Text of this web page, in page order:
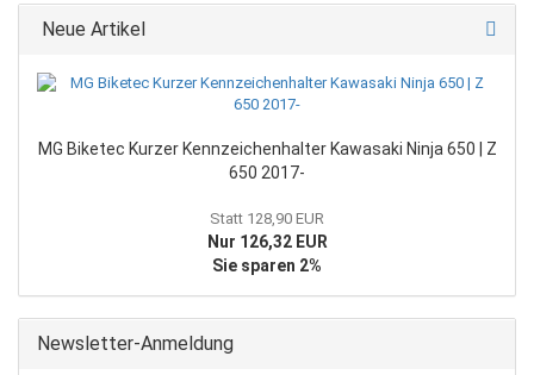
Neue Artikel
MG Biketec Kurzer Kennzeichenhalter Kawasaki Ninja 650 | Z
650 2017-
Statt 128,90 EUR
Nur 126,32 EUR
Sie sparen 2%
Newsletter-Anmeldung